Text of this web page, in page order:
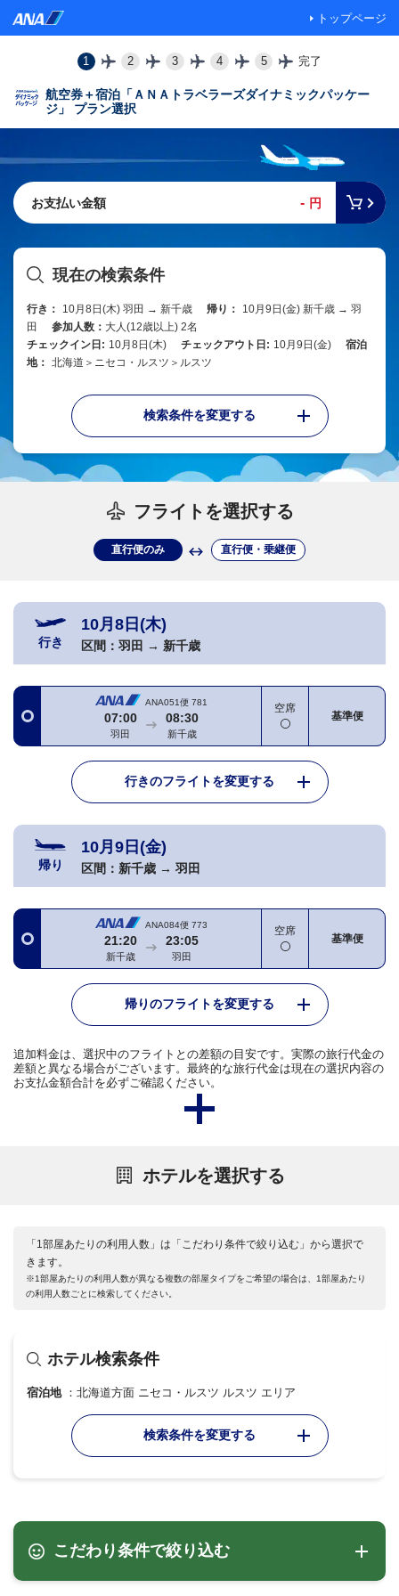
トップページ
1 2 3 4 5 完了
航空券＋宿泊「ＡＮＡトラベラーズダイナミックパッケー
ジ」 プラン選択
お支払い金額 - 円
現在の検索条件
行き： 10月8日(木) 羽田 → 新千歳 帰り：
10月9日(金) 新千歳 → 羽
田
参加人数： 大人(12歳以上) 2名
チェックイン日: 10月8日(木) チェックアウト日: 10月9日(金)
宿泊
地： 北海道＞ニセコ・ルスツ＞ルスツ
検索条件を変更する
フライトを選択する
直行便のみ 直行便・乗継便
行き
10月8日(木)
区間： 羽田 → 新千歳
ANA051便 781
07:00
羽田
08:30
新千歳
空席
基準便
行きのフライトを変更する
帰り
10月9日(金)
区間： 新千歳 → 羽田
ANA084便 773
21:20
新千歳
23:05
羽田
空席
基準便
帰りのフライトを変更する
追加料金は、選択中のフライトとの差額の目安です。実際の旅行代金の
差額と異なる場合がございます。最終的な旅行代金は現在の選択内容の
お支払金額合計を必ずご確認ください。
ホテルを選択する
「1部屋あたりの利用人数」は「こだわり条件で絞り込む」から選択で
きます。
※1部屋あたりの利用人数が異なる複数の部屋タイプをご希望の場合は、1部屋あたり
の利用人数ごとに検索してください。
ホテル検索条件
宿泊地 北海道方面 ニセコ・ルスツ ルスツ エリア
検索条件を変更する
こだわり条件で絞り込む